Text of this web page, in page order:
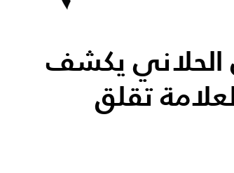
الحلاني يكشف
تقلق